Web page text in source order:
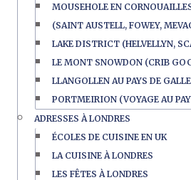
MOUSEHOLE EN
(SAINT AUSTELL, FOWEY,
LAKE DISTRICT (HELVELLYN,
LE MONT SNOWDON (CRIB
LLANGOLLEN AU PAYS DE
PORTMEIRION (VOYAGE AU
ADRESSES À LONDRES
ÉCOLES DE CUISINE EN UK
LA CUISINE À LONDRES
LES FÊTES À LONDRES